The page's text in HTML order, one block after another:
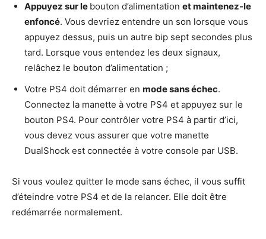
Appuyez sur le bouton d’alimentation et maintenez-le
enfoncé. Vous devriez entendre un son lorsque vous
appuyez dessus, puis un autre bip sept secondes plus
tard. Lorsque vous entendez les deux signaux,
relâchez le bouton d’alimentation ;
Votre PS4 doit démarrer en mode sans échec.
Connectez la manette à votre PS4 et appuyez sur le
bouton PS4. Pour contrôler votre PS4 à partir d’ici,
vous devez vous assurer que votre manette
DualShock est connectée à votre console par USB.
Si vous voulez quitter le mode sans échec, il vous suffit
d’éteindre votre PS4 et de la relancer. Elle doit être
redémarrée normalement.